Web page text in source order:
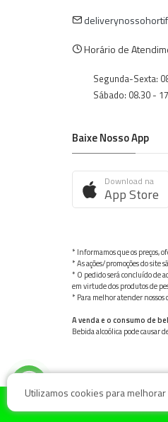
Horário de
Segunda-Sexta:
Sábado: 08.30 -
Baixe Nosso App
Download na
App Store
* Informamos que os preços,
* As ações/promoções do site
* O pedido será concluído de
em virtude dos produtos de
* Para melhor atender nossos
A venda e o consumo de
Bebida alcoólica pode causar
Utilizamos cookies para